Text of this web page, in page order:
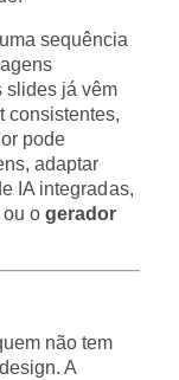
sequência
slides já vêm
consistentes,
pode
adaptar
IA integradas,
ou ogerador
não tem
A